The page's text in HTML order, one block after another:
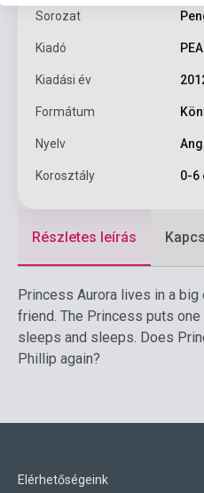
Sorozat
Kiadó
Kiadási év
Formátum
Nyelv
Korosztály 0-6
Részletes leírás
Princess Aurora lives in a
friend. The Princess puts
sleeps and sleeps. Does
Phillip again?
Elérhetőségeink